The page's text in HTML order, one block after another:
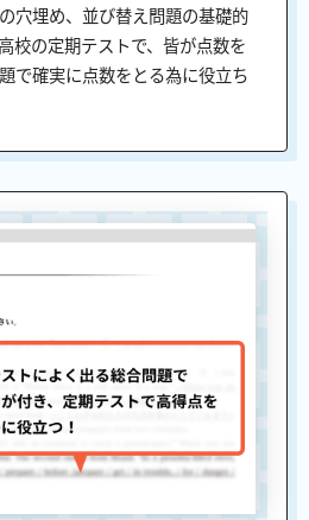
穴埋め、並び替え問題の基礎的
校の定期テストで、皆が点数を
で確実に点数をとる為に役立ち